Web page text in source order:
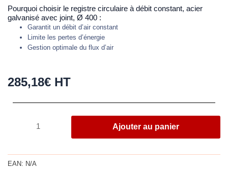
Pourquoi choisir le registre circulaire à débit constant, acier
galvanisé avec joint, Ø 400 :
Garantit un débit d’air constant
Limite les pertes d’énergie
Gestion optimale du flux d’air
285,18€ HT
circulaire
Ajouter au panier
EAN: N/A